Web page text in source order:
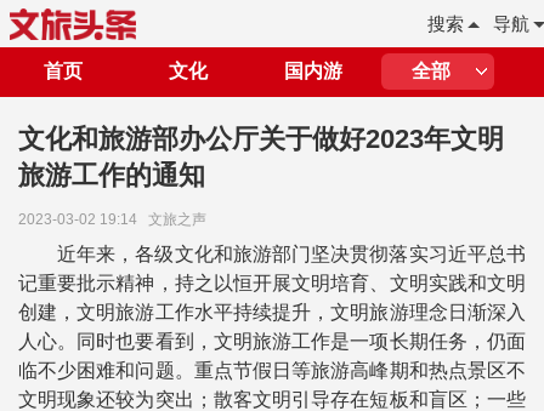
导航
搜索
首页 文化 国内游 全部
文化和旅游部办公厅关于做好2023年文明
旅游工作的通知
2023-03-02 19:14 文旅之声
近年来，各级文化和旅游部门坚决贯彻落实习近平总书
记重要批示精神，持之以恒开展文明培育、文明实践和文明
创建，文明旅游工作水平持续提升，文明旅游理念日渐深入
人心。同时也要看到，文明旅游工作是一项长期任务，仍面
临不少困难和问题。重点节假日等旅游高峰期和热点景区不
文明现象还较为突出；散客文明引导存在短板和盲区；一些